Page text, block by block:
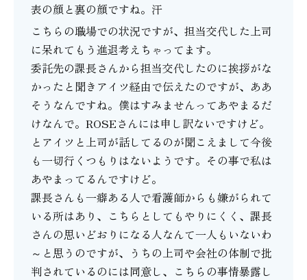
表の顔と裏の顔ですね。汗
こちらの職場での状況ですが、担当交代した上司
に呆れてもう進退考えちゃってます。
委託先の課長さんから担当交代したのに挨拶がな
かったと聞きアイツ経由で伝えたのですが、ああ
そうなんですね。僕はすみませんってあやまるだ
けなんで。ROSEさんには申し訳ないですけど。
とアイツと上司が話してるのが聞こえまして今後
も一切行くつもりはないようです。その事で私は
あやまってるんですけど。
課長さんも一癖ある人で看護師からも嫌がられて
いる所はあり、こちらとしてもやりにくく、課長
さんの思いどおりになる人なんて一人もいないわ
～と思うのですが、うちの上司や会社の体制で批
判されているのには同意し、こちらの事情暴露し